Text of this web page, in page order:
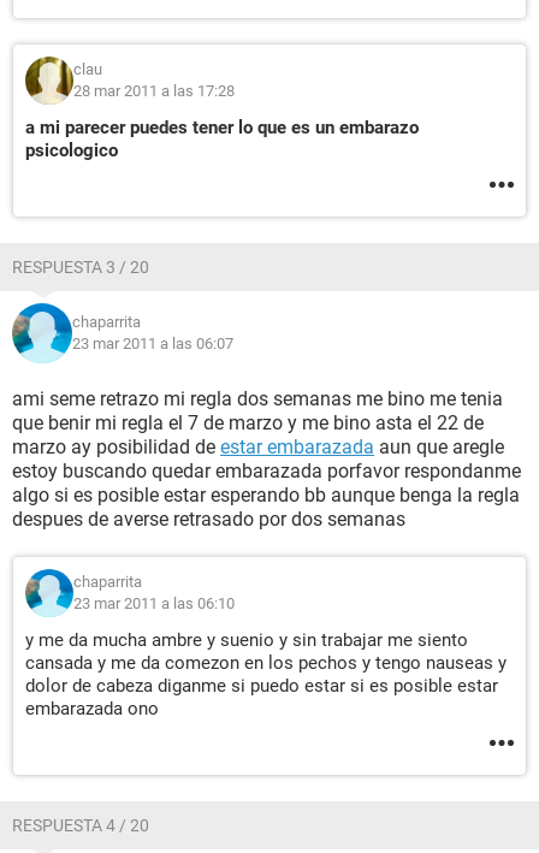
clau
28 mar 2011 a las 17:28
a mi parecer puedes tener lo que es un embarazo
psicologico
RESPUESTA 3 / 20
chaparrita
23 mar 2011 a las 06:07
ami seme retrazo mi regla dos semanas me bino me tenia
que benir mi regla el 7 de marzo y me bino asta el 22 de
marzo ay posibilidad de estar embarazada aun que aregle
estoy buscando quedar embarazada porfavor respondanme
algo si es posible estar esperando bb aunque benga la regla
despues de averse retrasado por dos semanas
chaparrita
23 mar 2011 a las 06:10
y me da mucha ambre y suenio y sin trabajar me siento
cansada y me da comezon en los pechos y tengo nauseas y
dolor de cabeza diganme si puedo estar si es posible estar
embarazada ono
RESPUESTA 4 / 20